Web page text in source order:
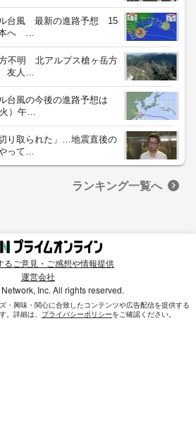
ル台風 最新の進路予想 15
本へ …
不明 北アルプス槍ヶ岳方
友人…
台風の今後の進路予想は
）午…
り取られた」…地震直後の
って…
ランキング一覧へ
るご意見・ご感想や情報提供
運営会社
Inc. All rights reserved.
・興味・関⼼に合致したコンテンツや広告配信を提供する
。詳細は、 プライバシーポリシーをご確認ください。